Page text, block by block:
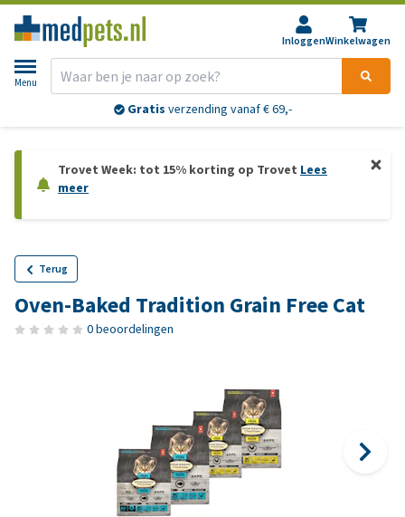
InloggenWinkelwagen
Menu
Gratis verzending vanaf € 69,-
Trovet Week: tot 15% korting op Trovet Lees
meer
Terug
Oven-Baked Tradition Grain Free Cat
0 beoordelingen